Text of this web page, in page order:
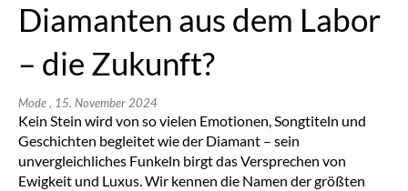
Diamanten aus dem Labor
– die Zukunft?
Mode, 15. November 2024
Kein Stein wird von so vielen Emotionen, Songtiteln und
Geschichten begleitet wie der Diamant – sein
unvergleichliches Funkeln birgt das Versprechen von
Ewigkeit und Luxus. Wir kennen die Namen der größten